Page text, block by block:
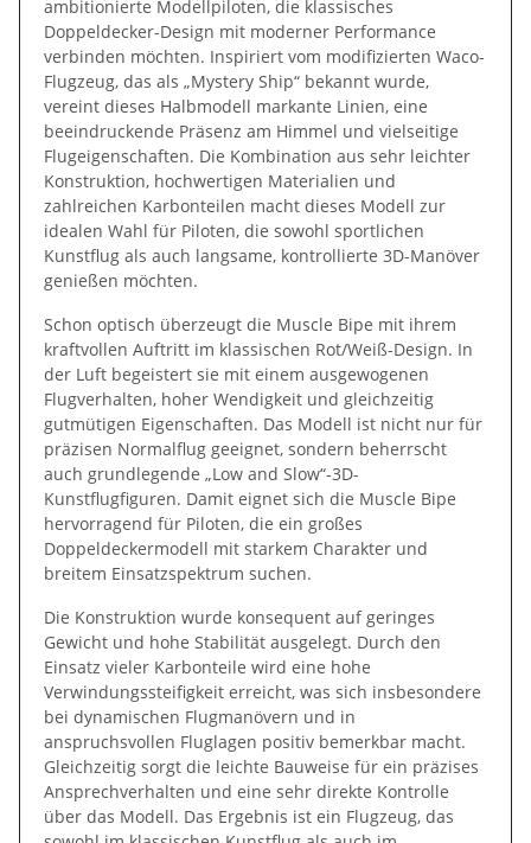
ambitionierte Modellpiloten, die klassisches
Doppeldecker-Design mit moderner Performance
verbinden möchten. Inspiriert vom modifizierten Waco-
Flugzeug, das als „Mystery Ship“ bekannt wurde,
vereint dieses Halbmodell markante Linien, eine
beeindruckende Präsenz am Himmel und vielseitige
Flugeigenschaften. Die Kombination aus sehr leichter
Konstruktion, hochwertigen Materialien und
zahlreichen Karbonteilen macht dieses Modell zur
idealen Wahl für Piloten, die sowohl sportlichen
Kunstflug als auch langsame, kontrollierte 3D-Manöver
genießen möchten.
Schon optisch überzeugt die Muscle Bipe mit ihrem
kraftvollen Auftritt im klassischen Rot/Weiß-Design. In
der Luft begeistert sie mit einem ausgewogenen
Flugverhalten, hoher Wendigkeit und gleichzeitig
gutmütigen Eigenschaften. Das Modell ist nicht nur für
präzisen Normalflug geeignet, sondern beherrscht
auch grundlegende „Low and Slow“-3D-
Kunstflugfiguren. Damit eignet sich die Muscle Bipe
hervorragend für Piloten, die ein großes
Doppeldeckermodell mit starkem Charakter und
breitem Einsatzspektrum suchen.
Die Konstruktion wurde konsequent auf geringes
Gewicht und hohe Stabilität ausgelegt. Durch den
Einsatz vieler Karbonteile wird eine hohe
Verwindungssteifigkeit erreicht, was sich insbesondere
bei dynamischen Flugmanövern und in
anspruchsvollen Fluglagen positiv bemerkbar macht.
Gleichzeitig sorgt die leichte Bauweise für ein präzises
Ansprechverhalten und eine sehr direkte Kontrolle
über das Modell. Das Ergebnis ist ein Flugzeug, das